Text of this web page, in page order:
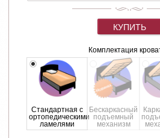
КУПИТЬ
Комплектация
Стандартная с
ортопедическими
ламелями
Бескаркасный
подъемный
механизм